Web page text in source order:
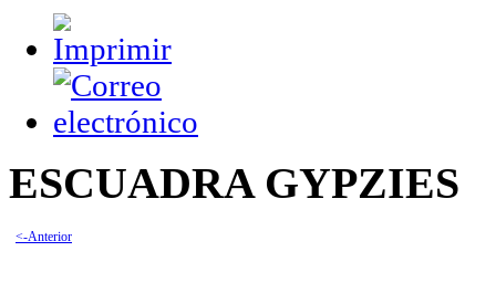
ESCUADRA GYPZIES
<-Anterior